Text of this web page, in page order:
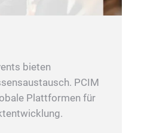
bieten
PCIM
Plattformen für